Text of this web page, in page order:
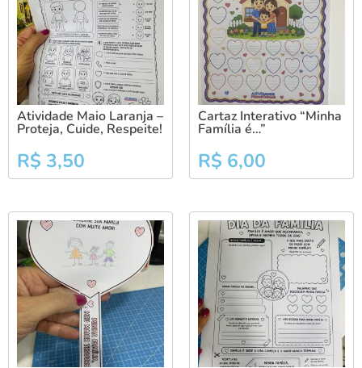
Atividade Maio Laranja –
Proteja, Cuide, Respeite!
R$ 3,50
Cartaz Interativo “Minha
Família é…”
R$ 6,00